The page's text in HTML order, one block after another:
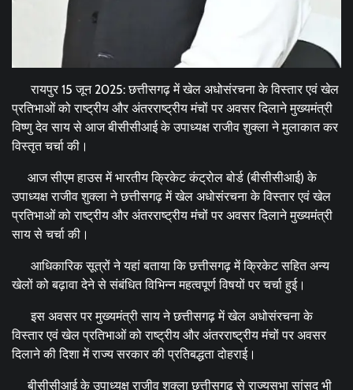
रायपुर 15 जून 2025: छत्तीसगढ़ में खेल अधोसंरचना के विस्तार एवं खेल
प्रतिभाओं को राष्ट्रीय और अंतरराष्ट्रीय मंचों पर अवसर दिलाने मुख्यमंत्री
विष्णु देव साय से आज बीसीसीआई के उपाध्यक्ष राजीव शुक्ला ने मुलाकात कर
विस्तृत चर्चा की।
आज सीएम हाउस में भारतीय क्रिकेट कंट्रोल बोर्ड (बीसीसीआई) के
उपाध्यक्ष राजीव शुक्ला ने छत्तीसगढ़ में खेल अधोसंरचना के विस्तार एवं खेल
प्रतिभाओं को राष्ट्रीय और अंतरराष्ट्रीय मंचों पर अवसर दिलाने मुख्यमंत्री
साय से चर्चा की।
आधिकारिक सूत्रों ने यहां बताया कि छत्तीसगढ़ में क्रिकेट सहित अन्य
खेलों को बढ़ावा देने से संबंधित विभिन्न महत्वपूर्ण विषयों पर चर्चा हुई।
इस अवसर पर मुख्यमंत्री साय ने छत्तीसगढ़ में खेल अधोसंरचना के
विस्तार एवं खेल प्रतिभाओं को राष्ट्रीय और अंतरराष्ट्रीय मंचों पर अवसर
दिलाने की दिशा में राज्य सरकार की प्रतिबद्धता दोहराई।
बीसीसीआई के उपाध्यक्ष राजीव शुक्ला छत्तीसगढ़ से राज्यसभा सांसद भी